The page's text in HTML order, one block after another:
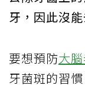
牙，因此沒
要想預防大
牙菌斑的習